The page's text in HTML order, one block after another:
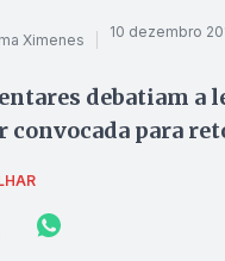
Ximenes 10 dezembro
debatiam a
convocada para